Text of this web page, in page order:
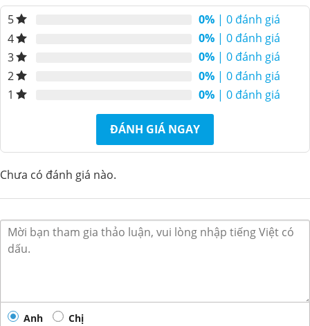
5 0% | 0 đánh giá
4
0% | 0 đánh giá
3
0% | 0 đánh giá
2
0% | 0 đánh giá
1
0% | 0 đánh giá
ĐÁNH GIÁ NGAY
Chưa có đánh giá nào.
Anh Chị